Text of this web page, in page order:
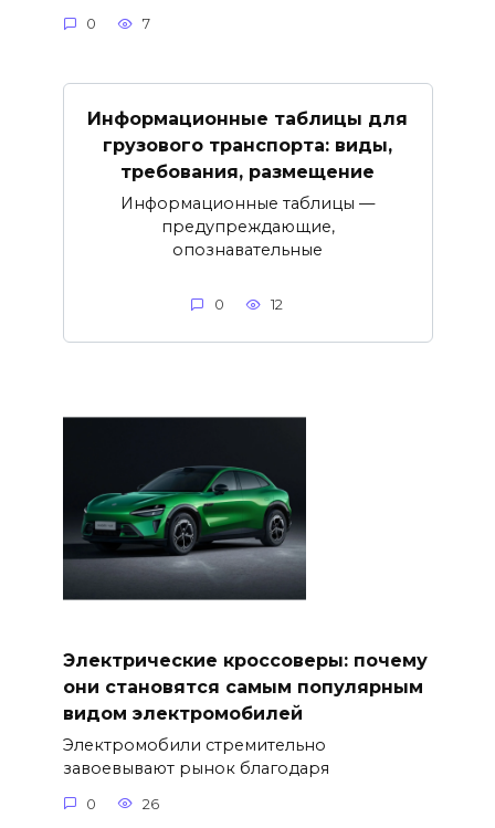
0 7
Информационные таблицы для
грузового транспорта: виды,
требования, размещение
Информационные таблицы —
предупреждающие,
опознавательные
0 12
Электрические кроссоверы: почему
они становятся самым популярным
видом электромобилей
Электромобили стремительно
завоевывают рынок благодаря
0 26